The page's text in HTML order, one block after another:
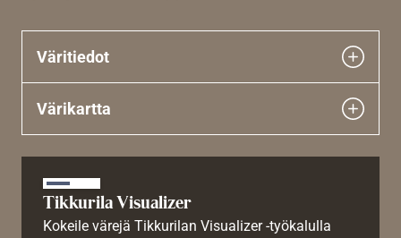
Väritiedot
Värikartta
Tikkurila Visualizer
Kokeile värejä Tikkurilan Visualizer -työkalulla